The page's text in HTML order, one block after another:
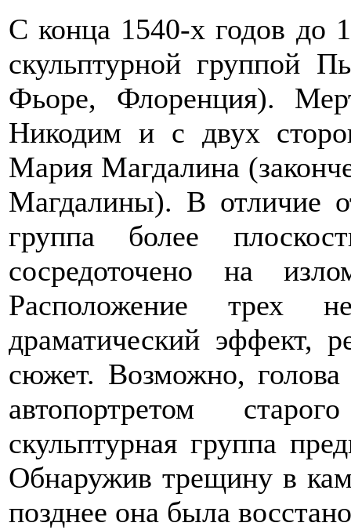
С конца 1540-х годов до
скульптурной группой
Фьоре, Флоренция).
Никодим и с двух
Мария Магдалина
Магдалины). В отличие
группа более
сосредоточено на
Расположение трех
драматический эффект,
сюжет. Возможно,
автопортретом
скульптурная группа
Обнаружив трещину в
позднее она была